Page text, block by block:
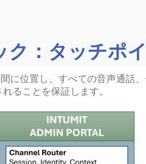
ク：タッチポ
に位置し、すべての音声通話
ることを保証します。